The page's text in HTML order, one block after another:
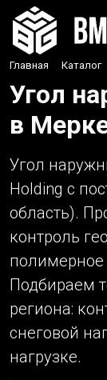
Главная › Каталог
Угол
в
Угол
Holding с
область).
контроль
полимерное
Подбираем
региона:
снеговой
нагрузке.